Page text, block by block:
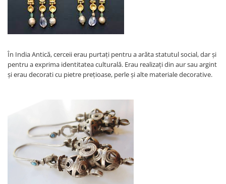
În India Antică, cerceii erau purtați pentru a arăta statutul social, dar și
pentru a exprima identitatea culturală. Erau realizați din aur sau argint
și erau decorati cu pietre prețioase, perle și alte materiale decorative.